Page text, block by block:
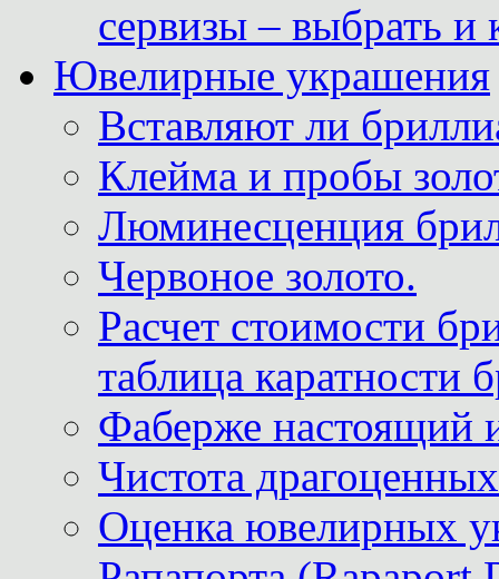
сервизы – выбрать и
Ювелирные украшения
Вставляют ли
Клейма и пробы
Люминесценция
Червоное золото.
Расчет стоимости
таблица каратности
Фаберже настоящий
Чистота
Оценка ювелирных